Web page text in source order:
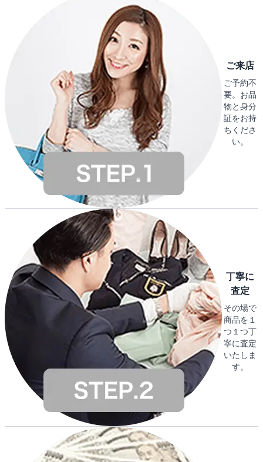
ご来店
ご予約不
要。お品
物と身分
証をお持
ちくださ
い。
丁寧に
査定
その場で
商品を１
つ１つ丁
寧に査定
いたしま
す。